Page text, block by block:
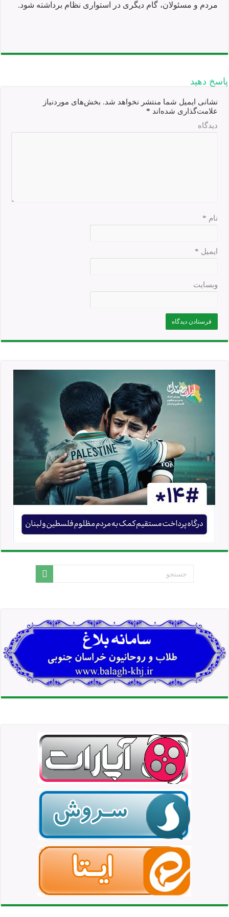
مردم و مسئولان، گام دیگری در استواری نظام برداشته شود.
پاسخ دهید
نشانی ایمیل شما منتشر نخواهد شد. بخش‌های موردنیاز
علامت‌گذاری شده‌اند *
دیدگاه
نام *
ایمیل *
وبسایت